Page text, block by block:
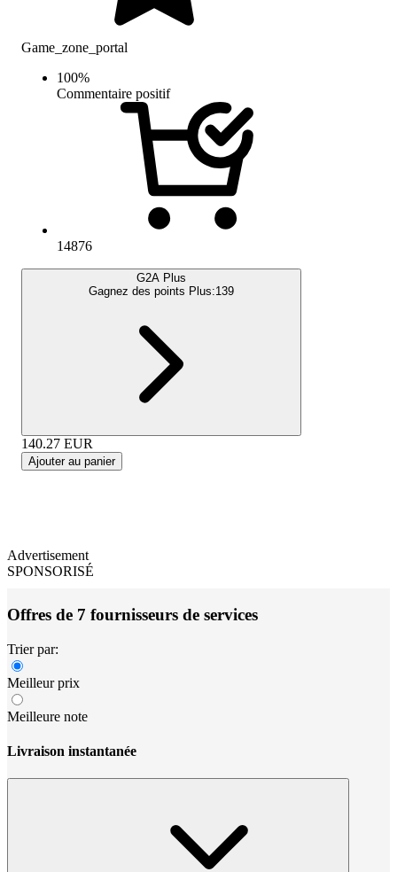
Game_zone_portal
100%
Commentaire positif
14876
G2A Plus
Gagnez des points Plus:139
140.27 EUR
Ajouter au panier
Advertisement
SPONSORISÉ
Offres de 7 fournisseurs de services
Trier par:
Meilleur prix
Meilleure note
Livraison instantanée